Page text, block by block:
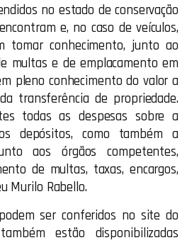
no estado de conservação
e, no caso de veículos,
tomar conhecimento, junto ao
multas e de emplacamento em
pleno conhecimento do valor a
transferência de propriedade.
todas as despesas sobre a
depósitos, como também a
aos órgãos competentes,
de multas, taxas, encargos,
Murilo Rabello.
ser conferidos no site do
estão disponibilizadas